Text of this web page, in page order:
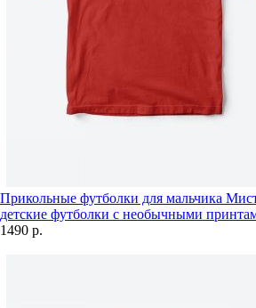
Прикольные футболки для мальчика
детские футболки с необычными
1490 р.